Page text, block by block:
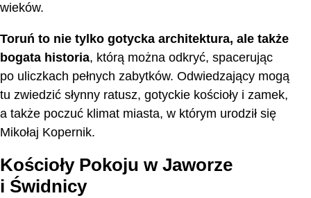
wieków.
Toruń to nie tylko gotycka architektura, ale także
bogata historia, którą można odkryć, spacerując
po uliczkach pełnych zabytków. Odwiedzający mogą
tu zwiedzić słynny ratusz, gotyckie kościoły i zamek,
a także poczuć klimat miasta, w którym urodził się
Mikołaj Kopernik.
Kościoły Pokoju w Jaworze
i Świdnicy